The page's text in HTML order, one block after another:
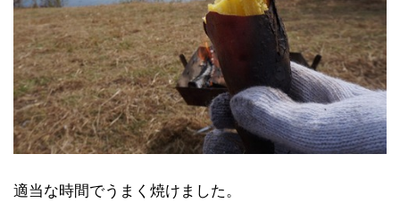
適当な時間でうまく焼けました。